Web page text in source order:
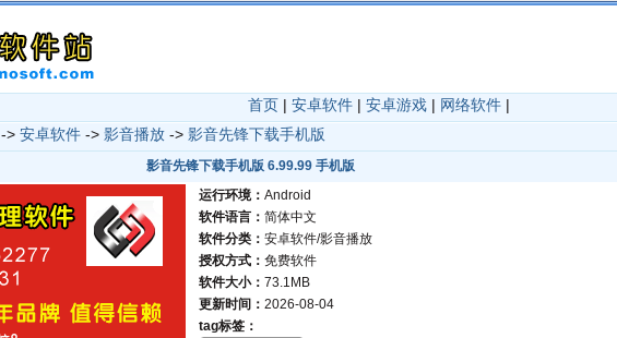
首页 | 安卓软件 | 安卓游戏 | 网络软件 |
-> 安卓软件 -> 影音播放 -> 影音先锋下载手机版
影音先锋下载手机版 6.99.99 手机版
运行环境： Android
软件语言： 简体中文
软件分类： 安卓软件/影音播放
授权方式： 免费软件
软件大小： 73.1MB
更新时间： 2026-08-04
tag标签：